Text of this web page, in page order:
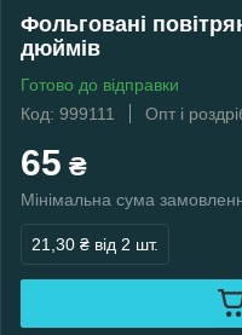
Фольговані
дюймів
Готово до відправки
Код: 999111
Опт і
65 ₴
Мінімальна сума
21,30 ₴ від 2 шт.